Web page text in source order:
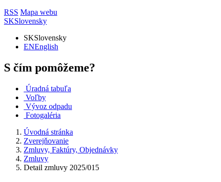
RSS Mapa webu
SKSlovensky
SKSlovensky
ENEnglish
S čím pomôžeme?
Úradná tabuľa
Voľby
Vývoz odpadu
Fotogaléria
Úvodná stránka
Zverejňovanie
Zmluvy, Faktúry, Objednávky
Zmluvy
Detail zmluvy 2025/015